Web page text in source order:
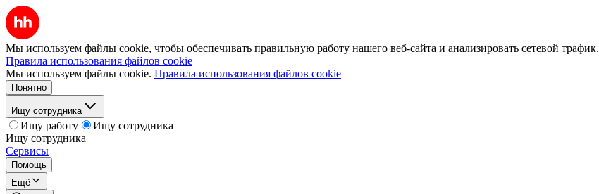
Мы используем файлы cookie, чтобы обеспечивать правильную работу нашего веб-сайта и анализировать сетевой трафик.
Правила использования файлов cookie
Мы используем файлы cookie. Правила использования файлов cookie
Понятно
Ищу сотрудника
Ищу работу
Ищу сотрудника
Ищу сотрудника
Сервисы
Помощь
Ещё